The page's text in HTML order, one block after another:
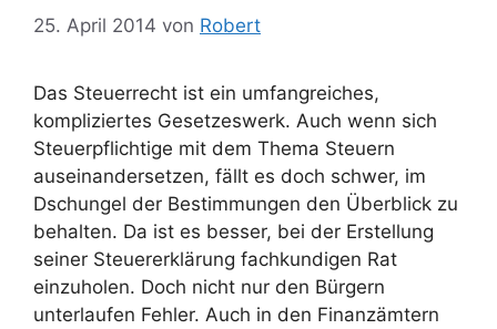
25. April 2014 von Robert
Das Steuerrecht ist ein umfangreiches,
kompliziertes Gesetzeswerk. Auch wenn sich
Steuerpflichtige mit dem Thema Steuern
auseinandersetzen, fällt es doch schwer, im
Dschungel der Bestimmungen den Überblick zu
behalten. Da ist es besser, bei der Erstellung
seiner Steuererklärung fachkundigen Rat
einzuholen. Doch nicht nur den Bürgern
unterlaufen Fehler. Auch in den Finanzämtern